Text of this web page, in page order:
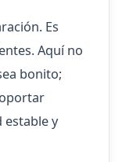
Es
Aquí no
bonito;
estable y